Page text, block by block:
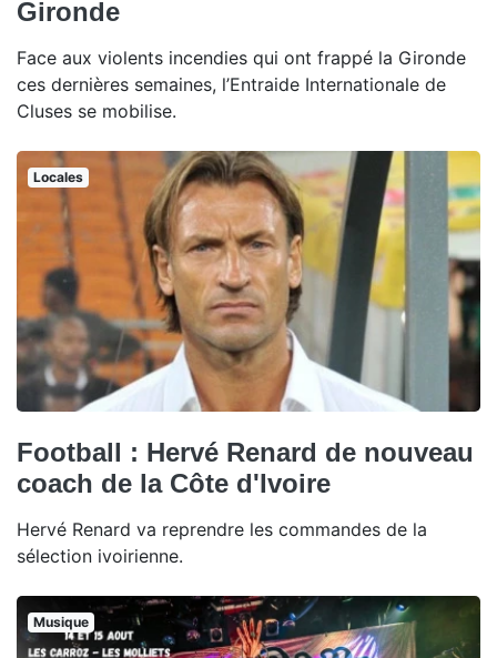
Gironde
Face aux violents incendies qui ont frappé la Gironde
ces dernières semaines, l’Entraide Internationale de
Cluses se mobilise.
Locales
Football : Hervé Renard de nouveau
coach de la Côte d'Ivoire
Hervé Renard va reprendre les commandes de la
sélection ivoirienne.
Musique